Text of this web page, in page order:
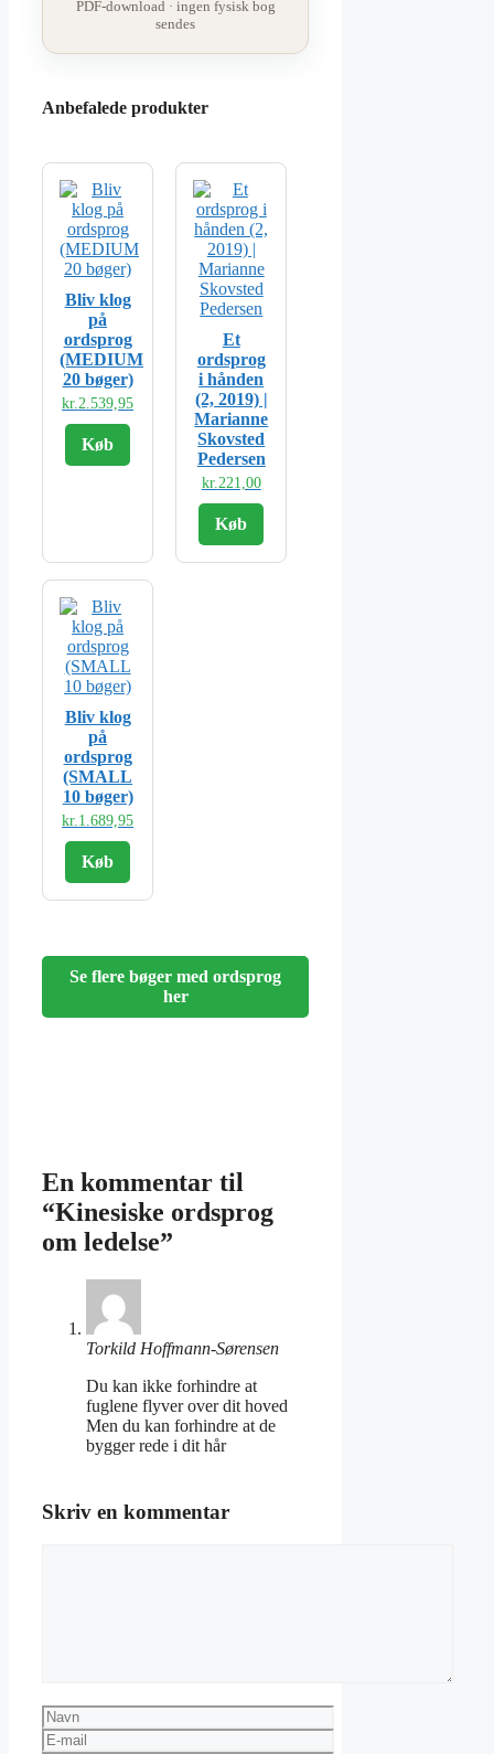
PDF-download · ingen fysisk bog
sendes
Anbefalede produkter
Bliv klog
på
ordsprog
(MEDIUM
20 bøger)
kr. 2.539,95
Køb
Et
ordsprog
i hånden
(2, 2019) |
Marianne
Skovsted
Pedersen
kr. 221,00
Køb
Bliv klog
på
ordsprog
(SMALL
10 bøger)
kr. 1.689,95
Køb
Se flere bøger med ordsprog
her
En kommentar til
“Kinesiske ordsprog
om ledelse”
Torkild Hoffmann-Sørensen
Du kan ikke forhindre at
fuglene flyver over dit hoved
Men du kan forhindre at de
bygger rede i dit hår
Skriv en kommentar
Navn
E-